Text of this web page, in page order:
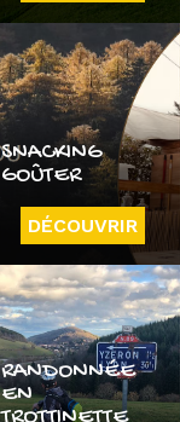
SNACKING
GOÛTER
DÉCOUVRIR
RANDONNÉE
EN